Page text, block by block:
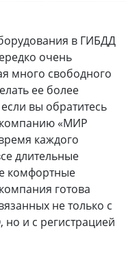
в ГИБДД
очень
много свободного
ее более
вы обратитесь
компанию «МИР
каждого
длительные
комфортные
готова
не только с
но и с регистрацией